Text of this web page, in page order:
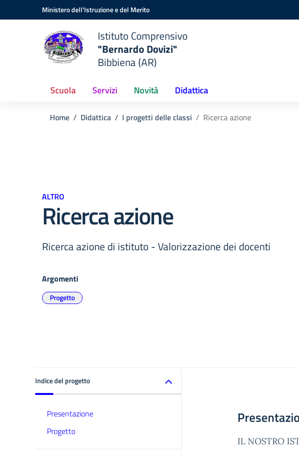
Vai ai contenuti
Vai al menu di navigazioneMinistero dell'Istruzione e del Merito
Istituto Comprensivo
"Bernardo Dovizi"
Bibbiena (AR)
Scuola Servizi Novità Didattica
Home Didattica I progetti delle classi Ricerca azione
ALTRO
Ricerca azione
Ricerca azione di istituto - Valorizzazione dei docenti
Argomenti
Progetto
Indice del progetto
Presentazione
Progetto
IL NOSTRO